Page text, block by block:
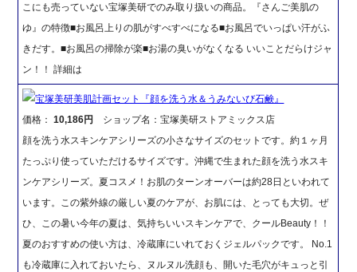
こにも売っていない宝塚美研でのみ取り扱いの商品。『さんご美肌の
ゆ』の特徴■お風呂上りの肌がすべすべになる■お風呂でいっぱい汗がふ
きだす。■お風呂の掃除が楽■お湯の臭いがなくなる いいことだらけジャ
ン！！ 詳細は
宝塚美研美肌計画セット『顔を洗う水＆うみないび石鹸』
価格：10,186円
ショップ名：宝塚美研ストアミックス店
顔を洗う水スキンケアシリーズの小さなサイズのセットです。約１ヶ月
たっぷり使っていただけるサイズです。沖縄で生まれた顔を洗う水スキ
ンケアシリーズ。夏コスメ！お肌のターンオーバーは約28日といわれて
います。この紫外線の厳しい夏のケアが、お肌には、とっても大切。ぜ
ひ、この暑い今年の夏は、気持ちいいスキンケアで、クールBeauty！！
夏のおすすめの使い方は、冷蔵庫にいれておくジェルパックです。 No.1
も冷蔵庫に入れておいたら、ヌルヌル洗顔も、開いた毛穴がキュっと引